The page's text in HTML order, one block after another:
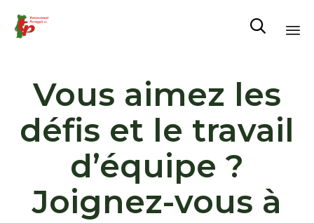

Vous aimez les
défis et le travail
d’équipe ?
Joignez-vous à